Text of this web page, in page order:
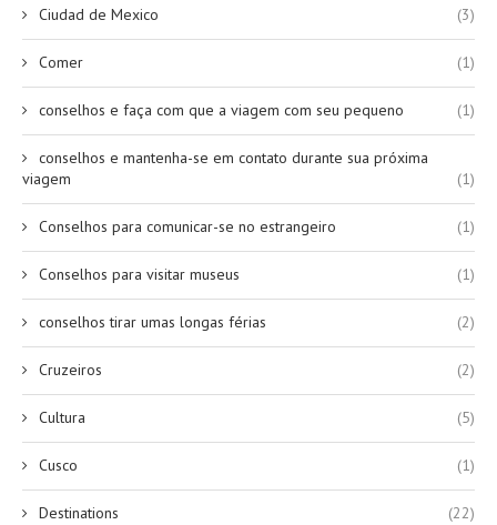
Ciudad de Mexico (3)
Comer (1)
conselhos e faça com que a viagem com seu pequeno (1)
conselhos e mantenha-se em contato durante sua próxima
viagem
(1)
Conselhos para comunicar-se no estrangeiro (1)
Conselhos para visitar museus (1)
conselhos tirar umas longas férias (2)
Cruzeiros (2)
Cultura (5)
Cusco (1)
Destinations (22)